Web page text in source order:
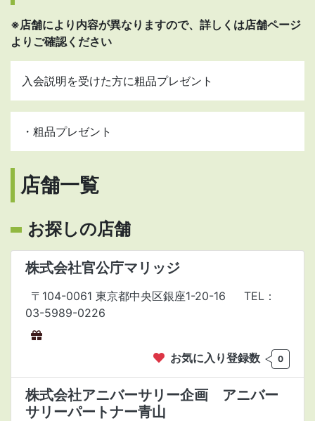
※店舗により内容が異なりますので、詳しくは店舗ページ
よりご確認ください
入会説明を受けた方に粗品プレゼント
・粗品プレゼント
店舗一覧
お探しの店舗
株式会社官公庁マリッジ
〒104-0061 東京都中央区銀座1-20-16
TEL：
03-5989-0226
お気に入り登録数 0
株式会社アニバーサリー企画 アニバー
サリーパートナー青山